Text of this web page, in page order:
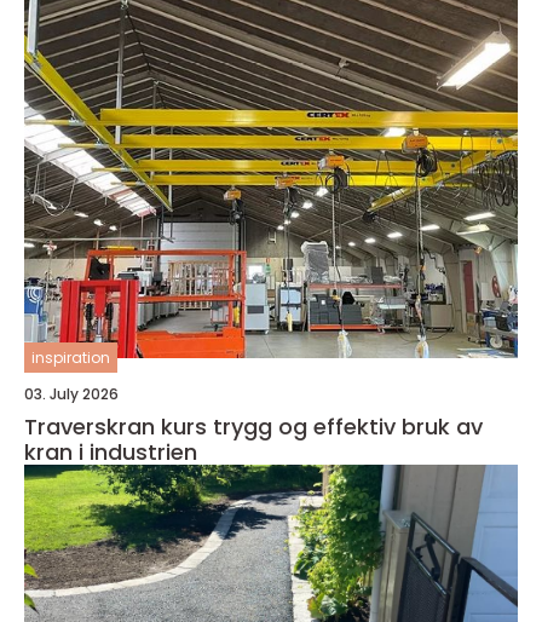
inspiration
03. July 2026
Traverskran kurs trygg og effektiv bruk av
kran i industrien